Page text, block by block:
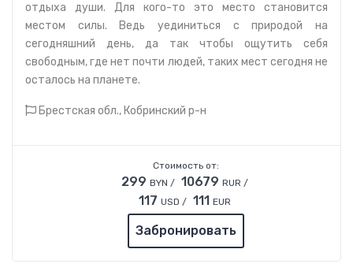
отдыха души. Для кого-то это место становится
местом силы. Ведь уединиться с природой на
сегодняшний день, да так чтобы ощутить себя
свободным, где нет почти людей, таких мест сегодня не
осталось на планете.
Брестская обл., Кобринский р-н
Стоимость от:
299 BYN / 10679 RUR /
117 USD / 111 EUR
Забронировать